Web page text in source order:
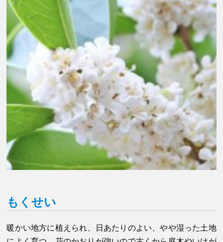
もくせい
暖かい地方に植えられ、日あたりのよい、やや湿った土地